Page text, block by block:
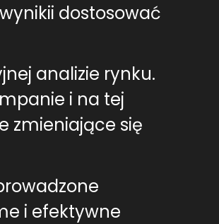
dostosować
analizie rynku.
i na tej
zmieniające się
i efektywne